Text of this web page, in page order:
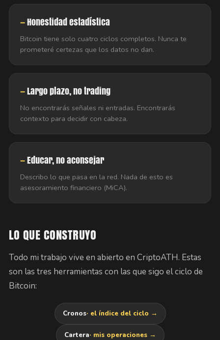
Honestidad estadística
Bitcoin tiene solo cuatro ciclos completos. Nunca te
prometeré certezas que los datos no dan.
Largo plazo, no trading
No encontrarás señales ni entradas. Encontrarás
contexto para decidir con cabeza.
Educar, no aconsejar
Describo lo que pasa en la red. Nada de esto es
asesoramiento financiero (MiCA).
LO QUE CONSTRUYO
Todo mi trabajo vive en abierto en CriptoATH. Estas
son las tres herramientas con las que sigo el ciclo de
Bitcoin:
Cronos· el índice del ciclo →
Cartera· mis operaciones →